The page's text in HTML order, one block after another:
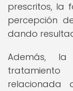
prescritos, la
percepción
dando
Además,